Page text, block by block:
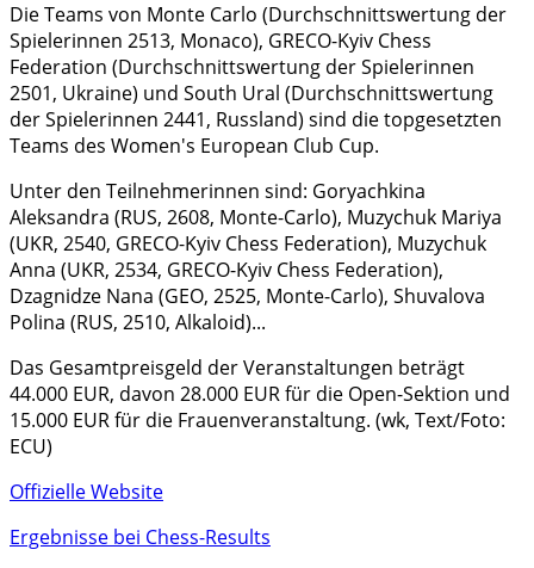
Die Teams von Monte Carlo (Durchschnittswertung der
Spielerinnen 2513, Monaco), GRECO-Kyiv Chess
Federation (Durchschnittswertung der Spielerinnen
2501, Ukraine) und South Ural (Durchschnittswertung
der Spielerinnen 2441, Russland) sind die topgesetzten
Teams des Women's European Club Cup.
Unter den Teilnehmerinnen sind: Goryachkina
Aleksandra (RUS, 2608, Monte-Carlo), Muzychuk Mariya
(UKR, 2540, GRECO-Kyiv Chess Federation), Muzychuk
Anna (UKR, 2534, GRECO-Kyiv Chess Federation),
Dzagnidze Nana (GEO, 2525, Monte-Carlo), Shuvalova
Polina (RUS, 2510, Alkaloid)...
Das Gesamtpreisgeld der Veranstaltungen beträgt
44.000 EUR, davon 28.000 EUR für die Open-Sektion und
15.000 EUR für die Frauenveranstaltung. (wk, Text/Foto:
ECU)
Offizielle Website
Ergebnisse bei Chess-Results